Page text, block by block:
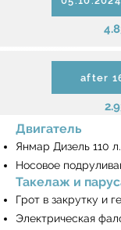
after
Двигатель
Янмар Дизель 110
Носовое
Такелаж и
Грот в закрутку и
Электрическая